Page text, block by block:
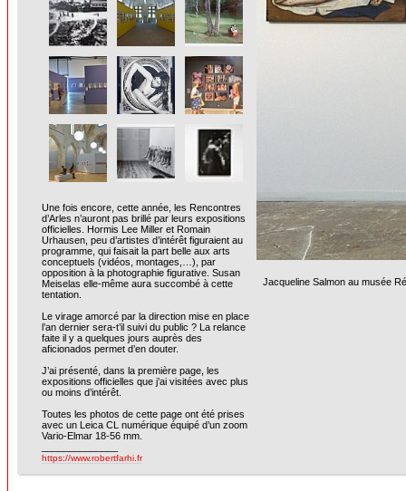
Une fois encore, cette année, les Rencontres
d’Arles n’auront pas brillé par leurs expositions
officielles. Hormis Lee Miller et Romain
Urhausen, peu d’artistes d’intérêt figuraient au
programme, qui faisait la part belle aux arts
conceptuels (vidéos, montages,…), par
opposition à la photographie figurative. Susan
Meiselas elle-même aura succombé à cette
tentation.
Le virage amorcé par la direction mise en place
l’an dernier sera-t’il suivi du public ? La relance
faite il y a quelques jours auprès des
aficionados permet d’en douter.
J’ai présenté, dans la première page, les
expositions officielles que j’ai visitées avec plus
ou moins d’intérêt.
Toutes les photos de cette page ont été prises
avec un Leica CL numérique équipé d’un zoom
Vario-Elmar 18-56 mm.
https://www.robertfarhi.fr
Jacqueline Salmon au musée